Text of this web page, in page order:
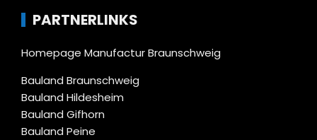
PARTNERLINKS
Homepage Manufactur Braunschweig
Bauland Braunschweig
Bauland Hildesheim
Bauland Gifhorn
Bauland Peine